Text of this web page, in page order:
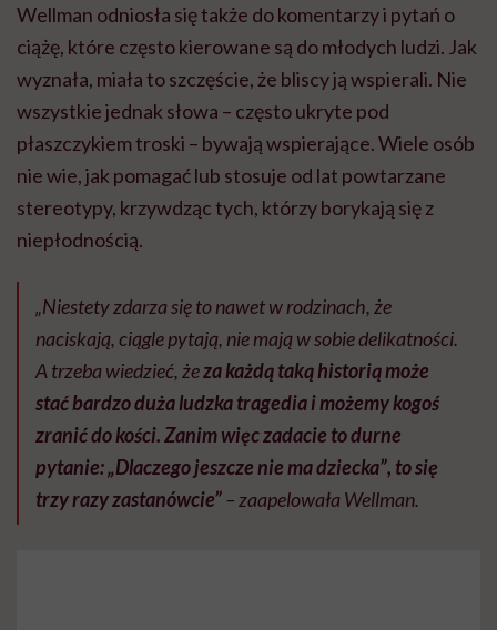
Wellman odniosła się także do komentarzy i pytań o
ciążę, które często kierowane są do młodych ludzi. Jak
wyznała, miała to szczęście, że bliscy ją wspierali. Nie
wszystkie jednak słowa – często ukryte pod
płaszczykiem troski – bywają wspierające. Wiele osób
nie wie, jak pomagać lub stosuje od lat powtarzane
stereotypy, krzywdząc tych, którzy borykają się z
niepłodnością.
„Niestety zdarza się to nawet w rodzinach, że
naciskają, ciągle pytają, nie mają w sobie delikatności.
A trzeba wiedzieć, żeza każdą taką historią może
stać bardzo duża ludzka tragedia i możemy kogoś
zranić do kości. Zanim więc zadacie to durne
pytanie: „Dlaczego jeszcze nie ma dziecka”, to się
trzy razy zastanówcie”– zaapelowała Wellman.